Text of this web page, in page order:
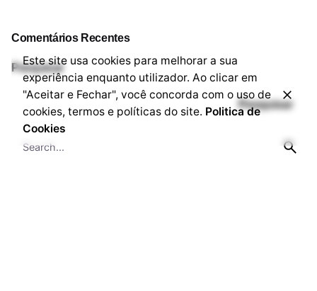
Comentários Recentes
Pesquisar
Pesquisar
Este site usa cookies para melhorar a sua
experiência enquanto utilizador. Ao clicar em
"Aceitar e Fechar", você concorda com o uso de
cookies, termos e políticas do site. Politica de
Cookies